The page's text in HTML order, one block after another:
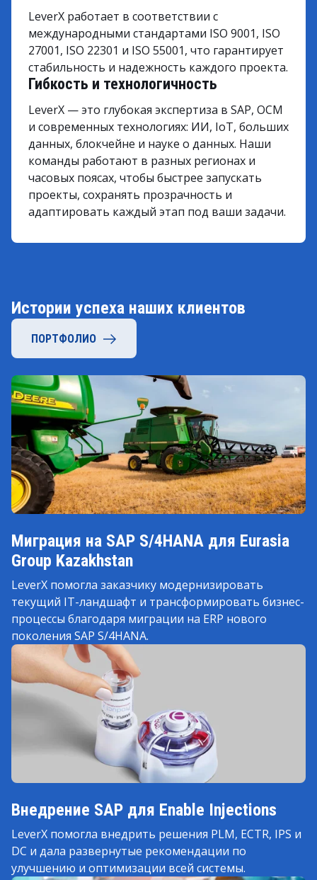
LeverX работает в соответствии с
международными стандартами ISO 9001, ISO
27001, ISO 22301 и ISO 55001, что гарантирует
стабильность и надежность каждого проекта.
Гибкость и технологичность
LeverX — это глубокая экспертиза в SAP, OCM
и современных технологиях: ИИ, IoT, больших
данных, блокчейне и науке о данных. Наши
команды работают в разных регионах и
часовых поясах, чтобы быстрее запускать
проекты, сохранять прозрачность и
адаптировать каждый этап под ваши задачи.
Истории успеха наших клиентов
ПОРТФОЛИО
Миграция на SAP S/4HANA для Eurasia
Group Kazakhstan
LeverX помогла заказчику модернизировать
текущий IT-ландшафт и трансформировать бизнес-
процессы благодаря миграции на ERP нового
поколения SAP S/4HANA.
Внедрение SAP для Enable Injections
LeverX помогла внедрить решения PLM, ECTR, IPS и
DC и дала развернутые рекомендации по
улучшению и оптимизации всей системы.